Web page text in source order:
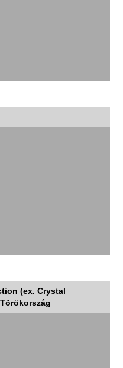
(ex. Crystal